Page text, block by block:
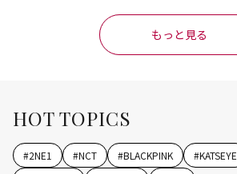
もっと見る
HOT TOPICS
#2NE1 #NCT #BLACKPINK #KATSEYE